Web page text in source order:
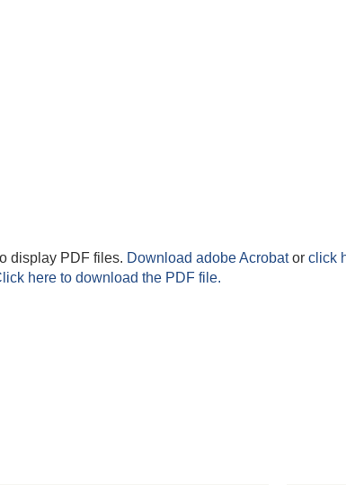
display PDF files. Download adobe Acrobator click
here to download the PDF file.